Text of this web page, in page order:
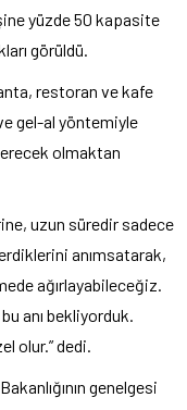
yüzde 50 kapasite
görüldü.
restoran ve kafe
gel-al yöntemiyle
olmaktan
uzun süredir sadece
anımsatarak,
ağırlayabileceğiz.
bu anı bekliyorduk.
olur.” dedi.
genelgesi